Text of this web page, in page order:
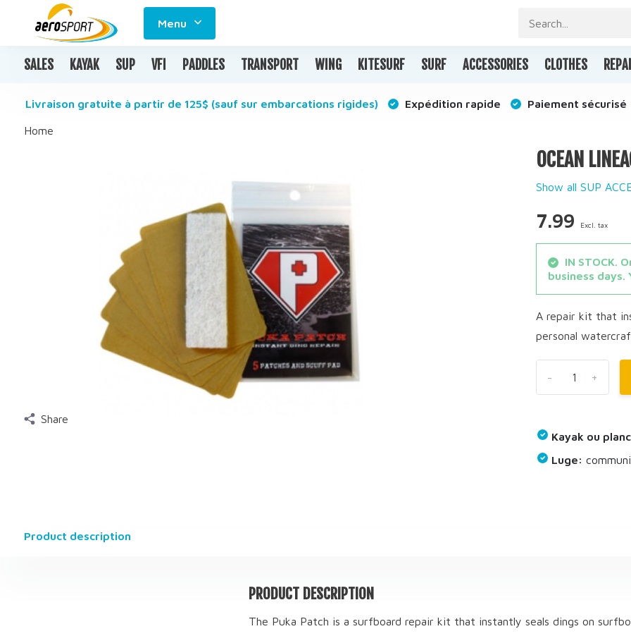
Menu
SALES KAYAK SUP VFI PADDLES TRANSPORT WING KITESURF SURF ACCESSORIES CLOTHES
Livraison gratuite à partir de 125$ (sauf sur embarcations rigides) Expédition rapide Paiement sécurisé
Home
Share
OCEAN
Show all SUP
7.99 Excl. tax
IN STOCK.
business days.
A repair kit that
personal
+
-
Kayak ou
Luge:
Product description
PRODUCT DESCRIPTION
The Puka Patch is a surfboard repair kit that instantly seals dings on